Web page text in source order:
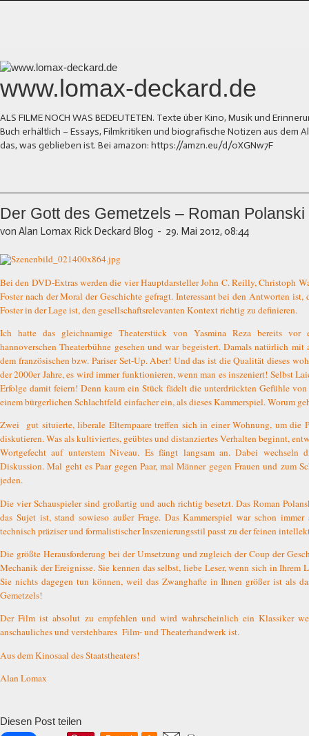
www.lomax-deckard.de
ALS FILME NOCH WAS BEDEUTETEN. Texte über Kino, Musik und
Buch erhältlich – Essays, Filmkritiken und biografische Notizen aus dem
das, was geblieben ist. Bei amazon: https://amzn.eu/d/0XGNw7F
Der Gott des Gemetzels – Roman Polanski
von Alan Lomax Rick Deckard Blog - 29. Mai 2012, 08:44
Bei den DVD-Extras werden die vier Hauptdarsteller John C. Reilly, Christoph
Foster nach der Moral der Geschichte gefragt. Interessant bei den Antworten ist,
Foster in der Lage ist, den gesellschaftsrelevanten Kontext richtig zu definieren.
Ich hatte das gleichnamige Theaterstück von Yasmina Reza bereits vor
hannoverschen Theaterbühne gesehen und war begeistert. Damals natürlich
dem französischen bzw. Pariser Set-Up. Aber! Und das ist die Qualität dieses
der 2000er Jahre, es wird immer funktionieren, wenn man es inszeniert! Selbst
Erfolge damit feiern! Denn kaum ein Stück fädelt die unterdrückten Gefühle von
einem bürgerlichen Schlachtfeld einfacher ein, als dieses Kammerspiel. Worum
Zwei
gut situierte, liberale Elternpaare treffen sich in einer Wohnung, um die
diskutieren. Was als kultiviertes, geübtes und distanziertes Verhalten beginnt,
Wortgefecht auf unterstem Niveau. Es fängt langsam an. Dabei wechseln
Diskussion. Mal geht es Paar gegen Paar, mal Männer gegen Frauen und zum
jeden.
Die vier Schauspieler sind großartig und auch richtig besetzt. Das Roman
das Sujet ist, stand sowieso außer Frage. Das Kammerspiel war schon
technisch präziser und formalistischer Inszenierungsstil passt zu der feinen
Die größte Herausforderung bei der Umsetzung und zugleich der Coup der
Mechanik der Ereignisse. Sie kennen das selbst, liebe Leser, wenn sich in Ihrem
Sie nichts dagegen tun können, weil das Zwanghafte in Ihnen größer ist als
Gemetzels!
Der Film ist absolut zu empfehlen und wird wahrscheinlich ein Klassiker
anschauliches und verstehbares Film- und Theaterhandwerk ist.
Aus dem Kinosaal des Staatstheaters!
Alan Lomax
Diesen Post teilen